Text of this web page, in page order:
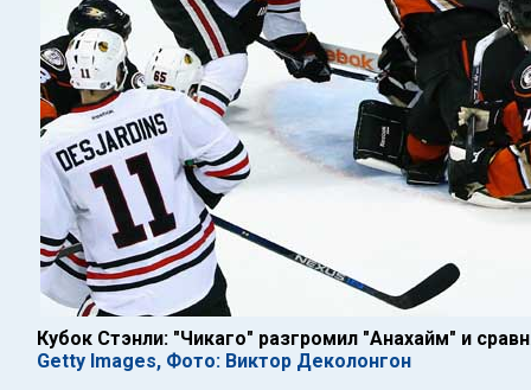
Кубок Стэнли: "Чикаго" разгромил "Анахайм" и
Getty Images, Фото: Виктор Деколонгон